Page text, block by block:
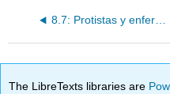
8.7: Protistas y enfermedades humanas
The LibreTexts libraries are